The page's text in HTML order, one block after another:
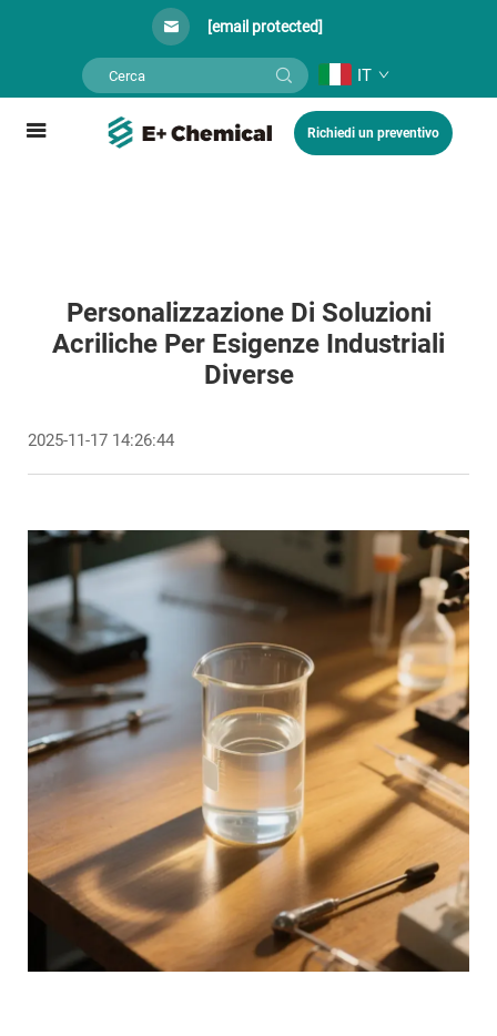
[email protected]
IT
Richiedi un preventivo
Personalizzazione Di Soluzioni
Acriliche Per Esigenze Industriali
Diverse
2025-11-17 14:26:44